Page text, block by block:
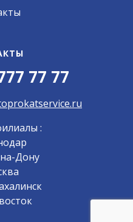
77 77
:
Дону